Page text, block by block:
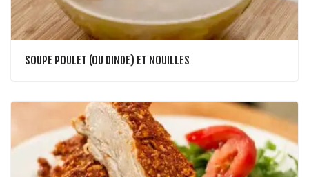
SOUPE POULET (OU DINDE) ET NOUILLES